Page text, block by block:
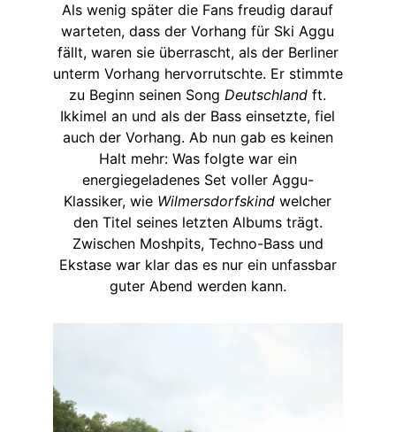
Als wenig später die Fans freudig darauf
warteten, dass der Vorhang für Ski Aggu
fällt, waren sie überrascht, als der Berliner
unterm Vorhang hervorrutschte. Er stimmte
zu Beginn seinen SongDeutschland ft.
Ikkimel an und als der Bass einsetzte, fiel
auch der Vorhang. Ab nun gab es keinen
Halt mehr: Was folgte war ein
energiegeladenes Set voller Aggu-
Klassiker, wie Wilmersdorfskind welcher
den Titel seines letzten Albums trägt.
Zwischen Moshpits, Techno-Bass und
Ekstase war klar das es nur ein unfassbar
guter Abend werden kann.